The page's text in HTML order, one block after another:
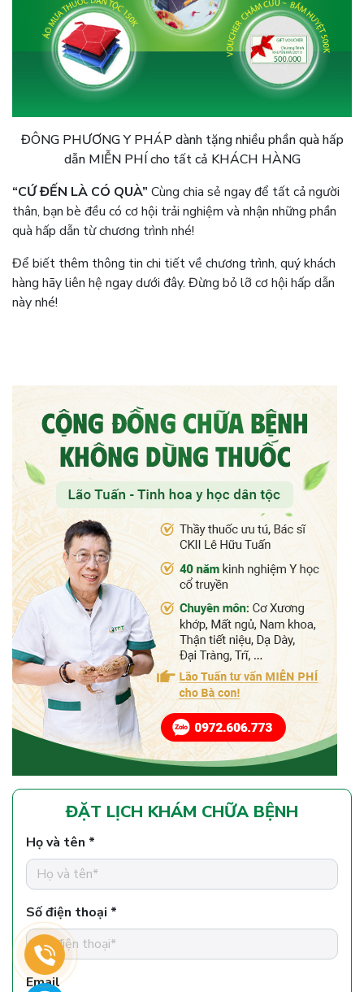
ĐÔNG PHƯƠNG Y PHÁP dành tặng nhiều phần quà hấp
dẫn MIỄN PHÍ cho tất cả KHÁCH HÀNG
“CỨ ĐẾN LÀ CÓ QUÀ” Cùng chia sẻ ngay để tất cả người
thân, bạn bè đều có cơ hội trải nghiệm và nhận những phần
quà hấp dẫn từ chương trình nhé!
Để biết thêm thông tin chi tiết về chương trình, quý khách
hàng hãy liên hệ ngay dưới đây. Đừng bỏ lỡ cơ hội hấp dẫn
này nhé!
ĐẶT LỊCH KHÁM CHỮA BỆNH
Họ và tên *
Số điện thoại *
Email